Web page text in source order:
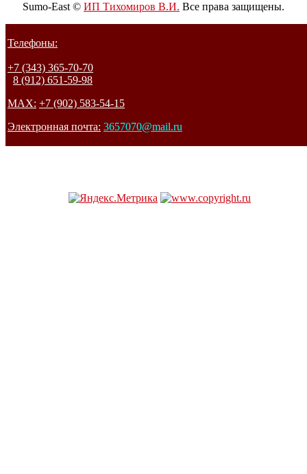
Sumo-East © ИП Тихомиров В.И. Все права защищены.
Телефоны:
+7 (343) 365-70-70
8 (912) 651-59-98
MAX: +7 (902) 583-54-15
Электронная почта: 3657070@mail.ru